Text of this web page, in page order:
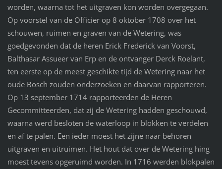
worden, waarna tot het uitgraven kon worden overgegaan.
Op voorstel van de Officier op 8 oktober 1708 over het
schouwen, ruimen en graven van de Wetering, was
goedgevonden dat de heren Erick Frederick van Voorst,
Balthasar Assueer van Erp en de ontvanger Derck Roelant,
ten eerste op de meest geschikte tijd de Wetering naar het
oude Bosch zouden onderzoeken en daarvan rapporteren.
Op 13 september 1714 rapporteerden de Heren
Gecommitteerden, dat zij de Wetering hadden geschouwd,
waarna werd besloten de waterloop in blokken te verdelen
en af te palen. Een ieder moest het zijne naar behoren
uitgraven en uitruimen. Het hout dat over de Wetering hing
moest tevens opgeruimd worden. In 1716 werden blokpalen